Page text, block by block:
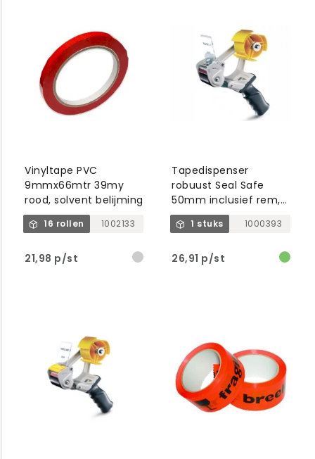
Vinyltape PVC
9mmx66mtr 39my
rood, solvent belijming
16 rollen 1002133
21,98 p/st
Tapedispenser
robuust Seal Safe
50mm inclusief rem,
kern 76mm, grijs/geel
1 stuks 1000393
26,91 p/st